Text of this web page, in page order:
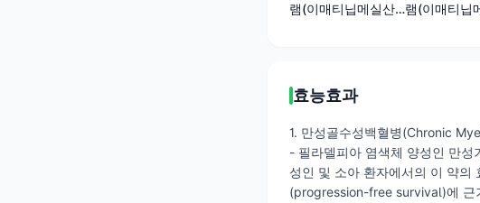
램(이매티닙메실산
램(이매티닙
효능효과
1. 만성골수성백혈병(Chronic
- 필라델피아 염색체 양성인 만성
성인 및 소아 환자에서의 이 약의
(progression-free survival)에 근